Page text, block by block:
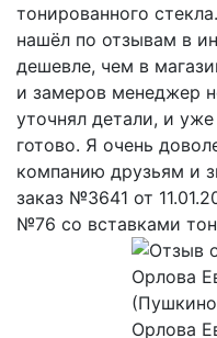
тонированного
нашёл по отзывам в
дешевле, чем в
и замеров менеджер
уточнял детали, и
готово. Я очень
компанию друзьям и
заказ №3641 от
№76 со вставками
Орлова